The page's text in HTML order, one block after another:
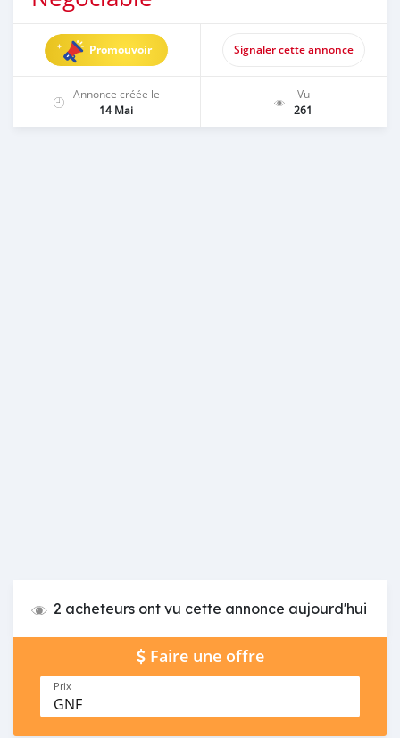
Promouvoir Signaler cette annonce
Annonce créée le
14 Mai
Vu
261
2 acheteurs ont vu cette annonce aujourd'hui
Faire une offre
Prix
GNF